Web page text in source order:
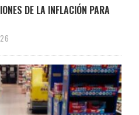
DE LA INFLACIÓN PARA